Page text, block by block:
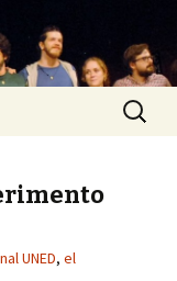
Buscar:
UNED, el